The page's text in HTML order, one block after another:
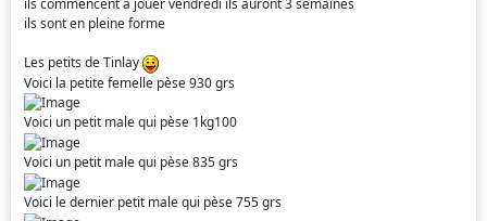
ils commencent a jouer vendredi ils auront 3 semaines
ils sont en pleine forme
Les petits de Tinlay
Voici la petite femelle pèse 930 grs
Voici un petit male qui pèse 1kg100
Voici un petit male qui pèse 835 grs
Voici le dernier petit male qui pèse 755 grs